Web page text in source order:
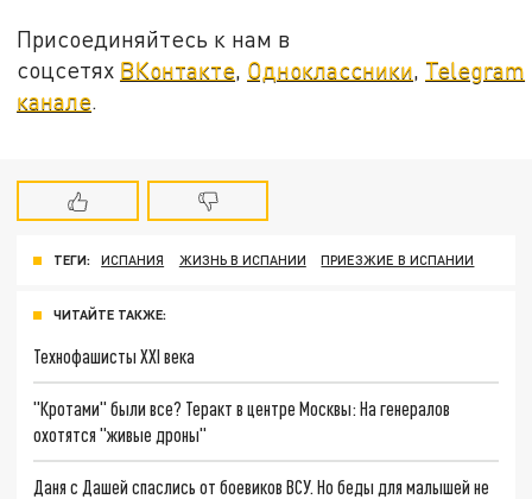
Присоединяйтесь к нам в
соцсетях ВКонтакте, Одноклассники, Telegram
канале.
ТЕГИ: ИСПАНИЯ ЖИЗНЬ В ИСПАНИИ ПРИЕЗЖИЕ В ИСПАНИИ
ЧИТАЙТЕ ТАКЖЕ:
Технофашисты XXI века
"Кротами" были все? Теракт в центре Москвы: На генералов
охотятся "живые дроны"
Даня с Дашей спаслись от боевиков ВСУ. Но беды для малышей не